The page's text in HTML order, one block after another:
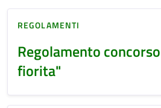
REGOLAMENTI
Regolamento
fiorita"